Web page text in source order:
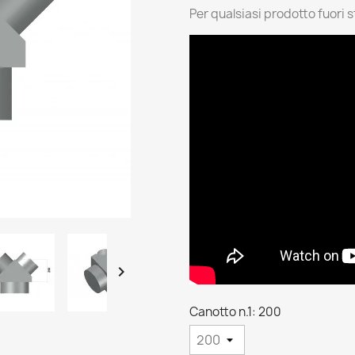

Per qualsiasi prodotto fuori
Canotto n.1: 200